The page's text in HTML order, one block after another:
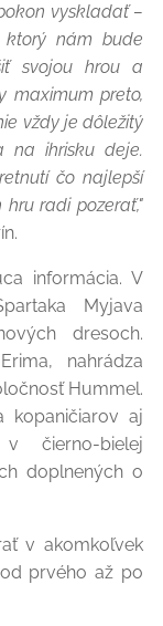
vyskladať –
ktorý nám bude
svojou hrou a
maximum preto,
vždy je dôležitý
na ihrisku deje.
čo najlepší
radi pozerať,"
informácia. V
Myjava
dresoch.
nahrádza
Hummel.
kopaničiarov aj
čierno-bielej
doplnených o
v akomkoľvek
prvého až po